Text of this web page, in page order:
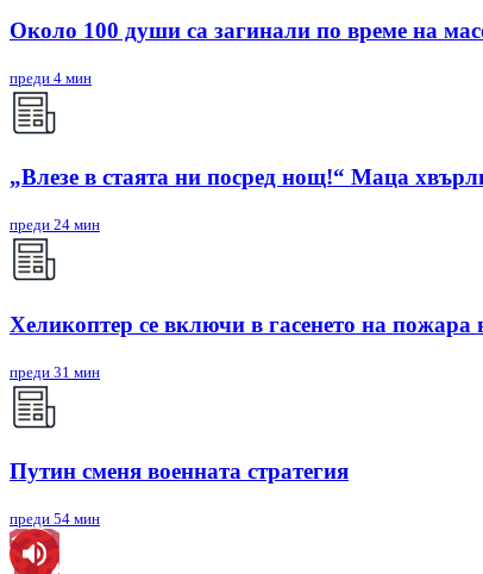
Около 100 души са загинали по време на
преди 4 мин
„Влезе в стаята ни посред нощ!“ Маца
преди 24 мин
Хеликоптер се включи в гасенето на
преди 31 мин
Путин сменя военната стратегия
преди 54 мин